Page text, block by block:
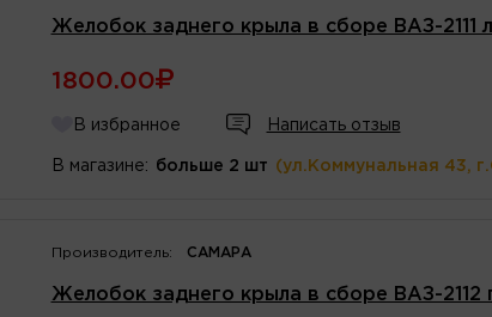
Желобок заднего крыла в сборе ВАЗ-2111
1800.00
В избранное Написать отзыв
В магазине: больше 2 шт (ул.Коммунальная 43,
Производитель: САМАРА
Желобок заднего крыла в сборе ВАЗ-2112